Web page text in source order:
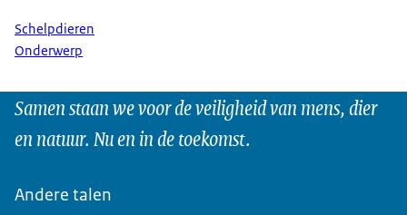
Schelpdieren
Onderwerp
Samen staan we voor de veiligheid van mens, dier
en natuur. Nu en in de toekomst.
Andere talen